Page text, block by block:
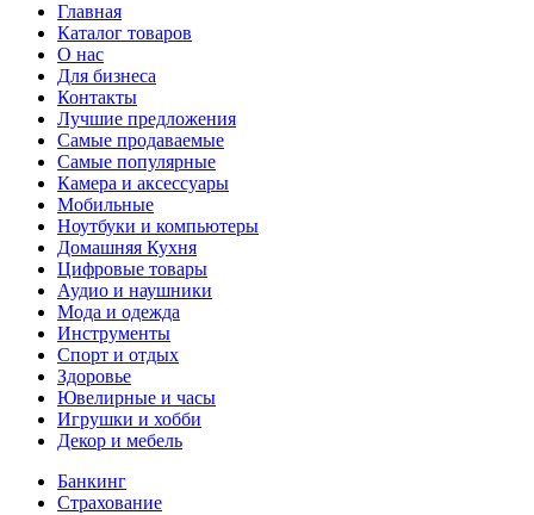
Главная
Каталог товаров
О нас
Для бизнеса
Контакты
Лучшие предложения
Самые продаваемые
Самые популярные
Камера и аксессуары
Мобильные
Ноутбуки и компьютеры
Домашняя Кухня
Цифровые товары
Аудио и наушники
Мода и одежда
Инструменты
Спорт и отдых
Здоровье
Ювелирные и часы
Игрушки и хобби
Декор и мебель
Банкинг
Страхование